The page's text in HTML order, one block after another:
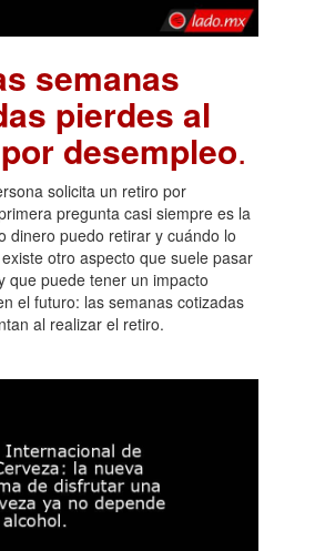
semanas
pierdes al
desempleo.
solicita un retiro por
pregunta casi siempre es la
dinero puedo retirar y cuándo lo
otro aspecto que suele pasar
que puede tener un impacto
el futuro: las semanas cotizadas
al realizar el retiro.